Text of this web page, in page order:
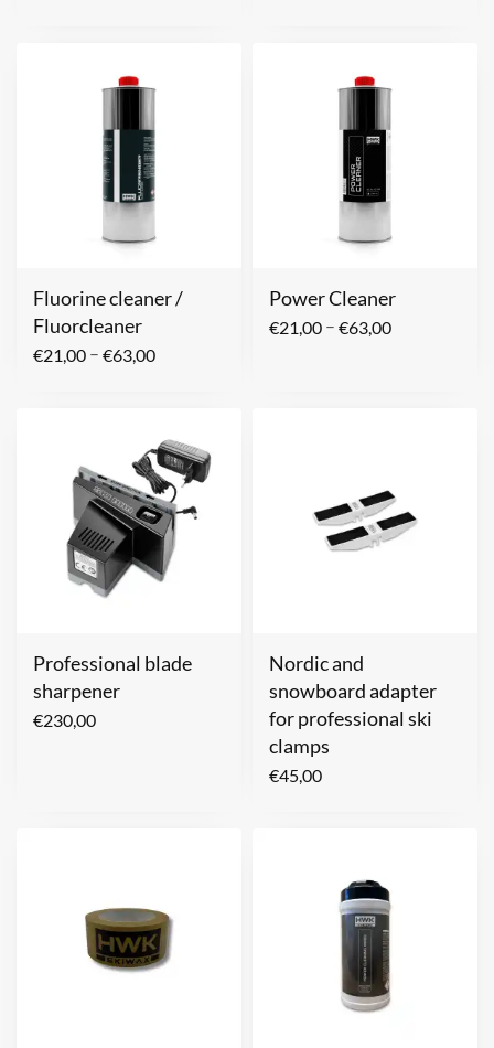
Fluorine cleaner /
Fluorcleaner
€21,00 – €63,00
Power Cleaner
€21,00 – €63,00
Professional blade
sharpener
€230,00
Nordic and
snowboard adapter
for professional ski
clamps
€45,00